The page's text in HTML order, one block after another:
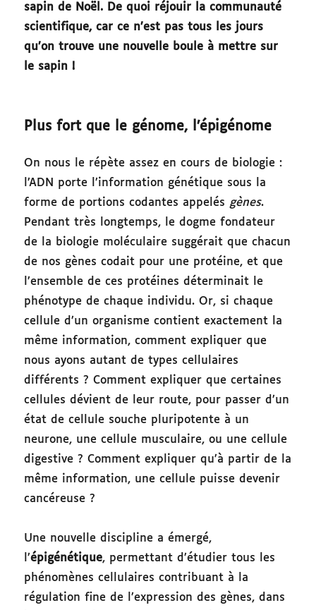
sapin de Noël. De quoi réjouir la communauté
scientifique, car ce n’est pas tous les jours
qu’on trouve une nouvelle boule à mettre sur
le sapin !
Plus fort que le génome, l’épigénome
On nous le répète assez en cours de biologie :
l’ADN porte l’information génétique sous la
forme de portions codantes appelés gènes.
Pendant très longtemps, le dogme fondateur
de la biologie moléculaire suggérait que chacun
de nos gènes codait pour une protéine, et que
l’ensemble de ces protéines déterminait le
phénotype de chaque individu. Or, si chaque
cellule d’un organisme contient exactement la
même information, comment expliquer que
nous ayons autant de types cellulaires
différents ? Comment expliquer que certaines
cellules dévient de leur route, pour passer d’un
état de cellule souche pluripotente à un
neurone, une cellule musculaire, ou une cellule
digestive ? Comment expliquer qu’à partir de la
même information, une cellule puisse devenir
cancéreuse ?
Une nouvelle discipline a émergé,
l’épigénétique, permettant d’étudier tous les
phénomènes cellulaires contribuant à la
régulation fine de l’expression des gènes, dans